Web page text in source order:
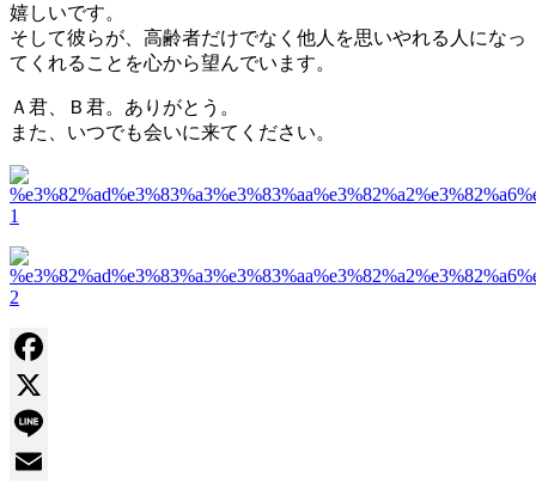
嬉しいです。
そして彼らが、高齢者だけでなく他人を思いやれる人になっ
てくれることを心から望んでいます。
Ａ君、Ｂ君。ありがとう。
また、いつでも会いに来てください。
Facebook
X
Line